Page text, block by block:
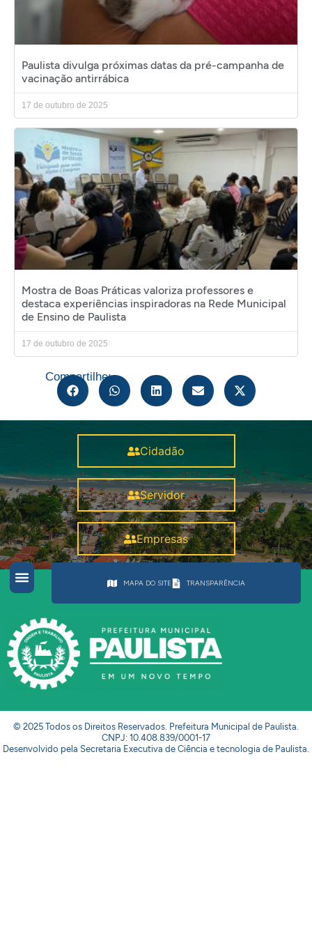
Paulista divulga próximas datas da pré-campanha de
vacinação antirrábica
17 de outubro de 2025
Mostra de Boas Práticas valoriza professores e
destaca experiências inspiradoras na Rede Municipal
de Ensino de Paulista
17 de outubro de 2025
Compartilhe:
Cidadão
Servidor
Empresas
MAPA DO SITE TRANSPARÊNCIA
© 2025 Todos os Direitos Reservados. Prefeitura Municipal de Paulista.
CNPJ: 10.408.839/0001-17
Desenvolvido pela Secretaria Executiva de Ciência e tecnologia de Paulista.